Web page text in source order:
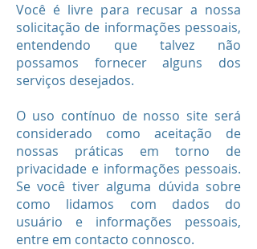
Você é livre para recusar a nossa
solicitação de informações pessoais,
entendendo que talvez não
possamos fornecer alguns dos
serviços desejados.
O uso contínuo de nosso site será
considerado como aceitação de
nossas práticas em torno de
privacidade e informações pessoais.
Se você tiver alguma dúvida sobre
como lidamos com dados do
usuário e informações pessoais,
entre em contacto connosco.